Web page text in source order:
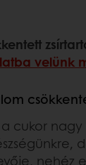
velünk
cukor
nehéz